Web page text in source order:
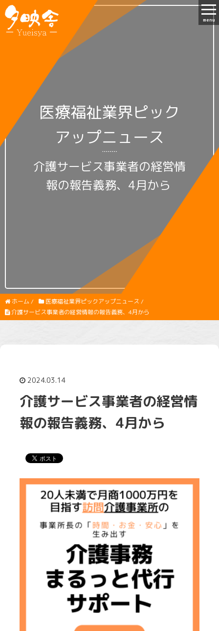
医療福祉業界ピック
アップニュース
介護サービス事業者の経営情
報の報告義務、4月から
menu
ホーム / 医療福祉業界ピックアップニュース /
介護サービス事業者の経営情報の報告義務、4月から
2024.03.14
介護サービス事業者の経営情
報の報告義務、4月から